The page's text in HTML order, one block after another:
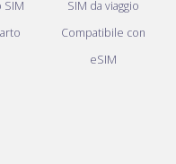
SIM
SIM da viaggio
Compatibile con
eSIM